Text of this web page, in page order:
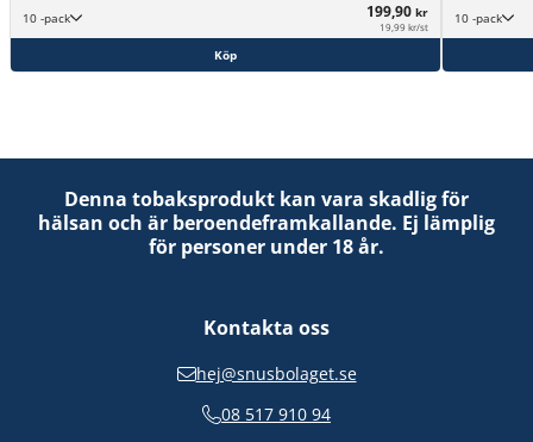
10 -pack 199,90 kr
19,99 kr/st
Köp
10 -pack
Denna tobaksprodukt kan vara skadlig för
hälsan och är beroendeframkallande. Ej lämplig
för personer under 18 år.
Kontakta oss
hej@snusbolaget.se
08 517 910 94